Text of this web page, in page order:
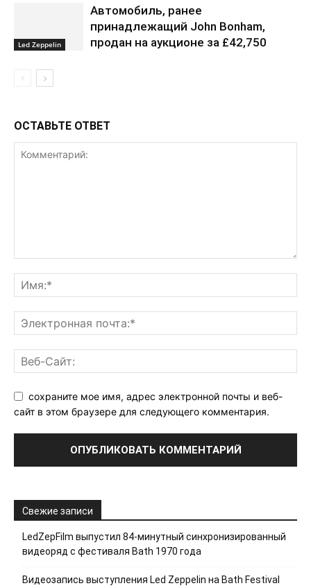
Led Zeppelin
Автомобиль, ранее
принадлежащий John Bonham,
продан на аукционе за £42,750
ОСТАВЬТЕ ОТВЕТ
сохраните мое имя, адрес электронной почты и веб-
сайт в этом браузере для следующего комментария.
Свежие записи
LedZepFilm выпустил 84-минутный синхронизированный
видеоряд с фестиваля Bath 1970 года
Видеозапись выступления Led Zeppelin на Bath Festival